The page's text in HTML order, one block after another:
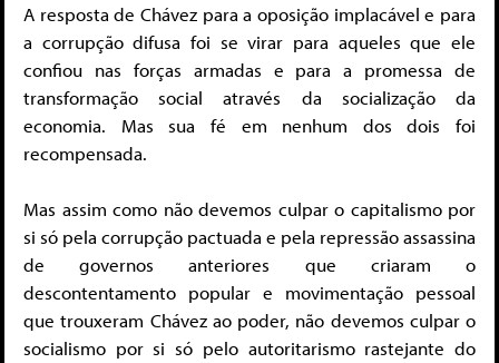
A resposta de Chávez para a oposição implacável e para
a corrupção difusa foi se virar para aqueles que ele
confiou nas forças armadas e para a promessa de
transformação social através da socialização da
economia. Mas sua fé em nenhum dos dois foi
recompensada.
Mas assim como não devemos culpar o capitalismo por
si só pela corrupção pactuada e pela repressão assassina
de governos anteriores que criaram o
descontentamento popular e movimentação pessoal
que trouxeram Chávez ao poder, não devemos culpar o
socialismo por si só pelo autoritarismo rastejante do